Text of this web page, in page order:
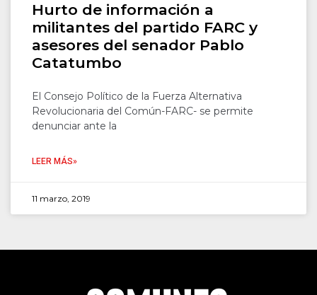
Hurto de información a
militantes del partido FARC y
asesores del senador Pablo
Catatumbo
El Consejo Político de la Fuerza Alternativa
Revolucionaria del Común-FARC- se permite
denunciar ante la
LEER MÁS»
11 marzo, 2019